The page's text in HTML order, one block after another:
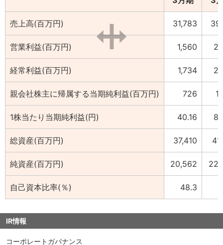
IR情報
コーポレートガバナンス
売上高(百万円) 31,783
営業利益(百万円) 1,560
経常利益(百万円) 1,734
親会社株主に帰属する当期純利益(百万円) 726
1株当たり当期純利益(円) 40.16
総資産(百万円) 37,410
純資産(百万円) 20,562
自己資本比率(％) 48.3